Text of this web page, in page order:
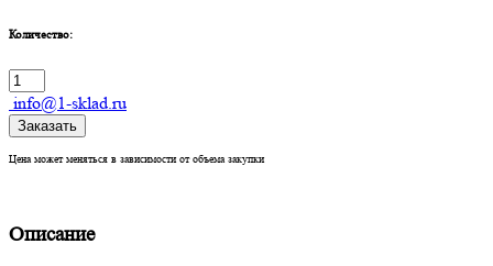
Количество:
info@1-sklad.ru
Заказать
Цена может меняться в зависимости от объема закупки
Описание